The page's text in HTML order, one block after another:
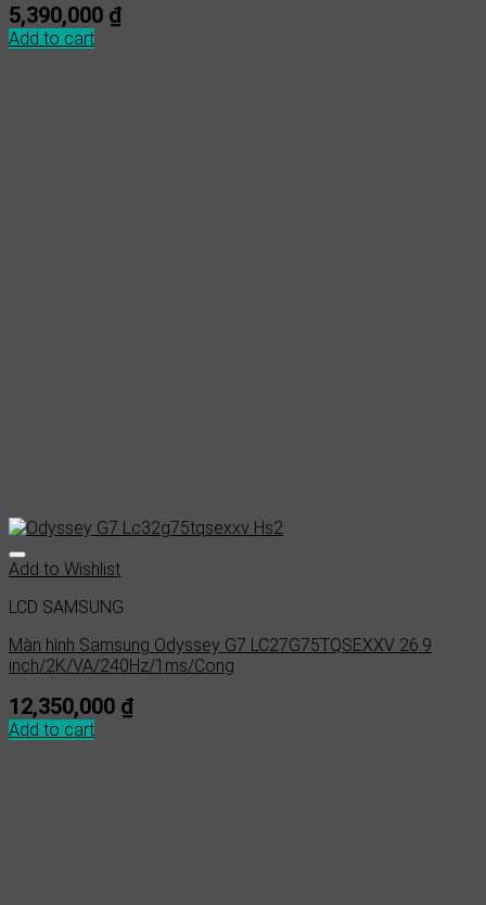
5,390,000 ₫
Add to cart
Add to Wishlist
LCD SAMSUNG
Màn hình Samsung Odyssey G7 LC27G75TQSEXXV 26.9
inch/2K/VA/240Hz/1ms/Cong
12,350,000 ₫
Add to cart